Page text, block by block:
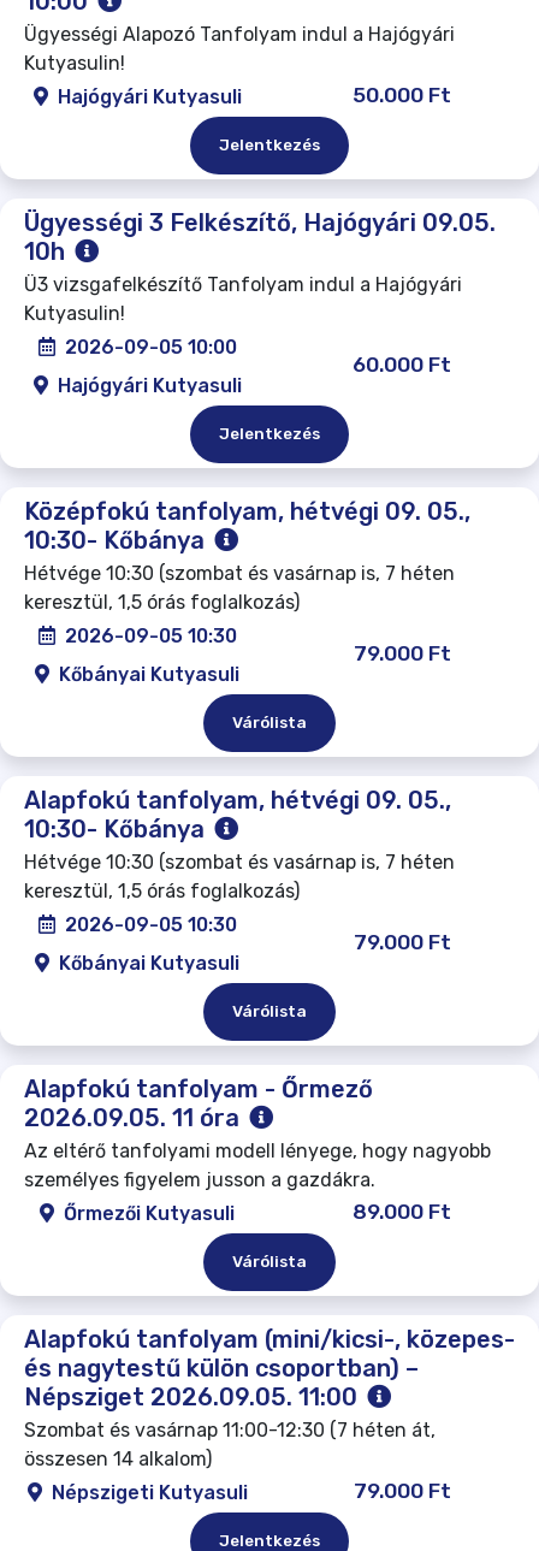
Ügyességi Alapozó Tanfolyam indul a Hajógyári
Kutyasulin!
Hajógyári Kutyasuli
50.000 Ft
Jelentkezés
Ügyességi 3 Felkészítő, Hajógyári 09.05.
10h
Ü3 vizsgafelkészítő Tanfolyam indul a Hajógyári
Kutyasulin!
2026-09-05 10:00
Hajógyári Kutyasuli
60.000 Ft
Jelentkezés
Középfokú tanfolyam, hétvégi 09. 05.,
10:30- Kőbánya
Hétvége 10:30 (szombat és vasárnap is, 7 héten
keresztül, 1,5 órás foglalkozás)
2026-09-05 10:30
Kőbányai Kutyasuli
79.000 Ft
Várólista
Alapfokú tanfolyam, hétvégi 09. 05.,
10:30- Kőbánya
Hétvége 10:30 (szombat és vasárnap is, 7 héten
keresztül, 1,5 órás foglalkozás)
2026-09-05 10:30
Kőbányai Kutyasuli
79.000 Ft
Várólista
Alapfokú tanfolyam - Őrmező
2026.09.05. 11 óra
Az eltérő tanfolyami modell lényege, hogy nagyobb
személyes figyelem jusson a gazdákra.
Őrmezői Kutyasuli
89.000 Ft
Várólista
Alapfokú tanfolyam (mini/kicsi-, közepes-
és nagytestű külön csoportban) –
Népsziget 2026.09.05. 11:00
Szombat és vasárnap 11:00-12:30 (7 héten át,
összesen 14 alkalom)
Népszigeti Kutyasuli
79.000 Ft
Jelentkezés